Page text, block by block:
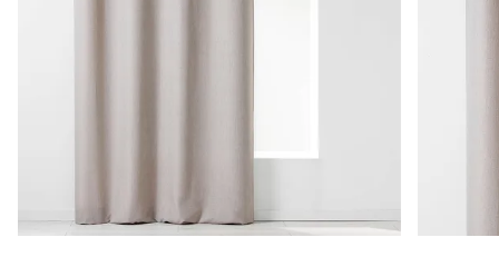
Entretien et rangement